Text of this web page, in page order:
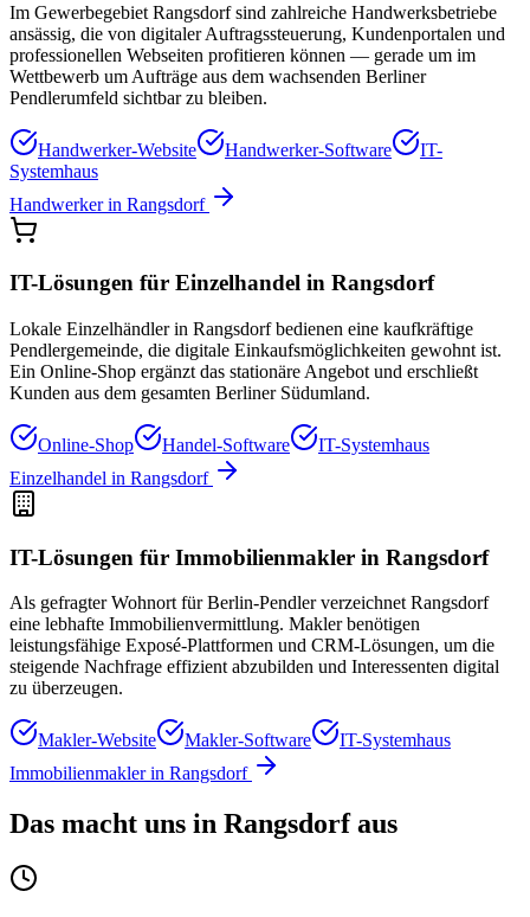
Im Gewerbegebiet Rangsdorf sind zahlreiche Handwerksbetriebe
ansässig, die von digitaler Auftragssteuerung, Kundenportalen und
professionellen Webseiten profitieren können — gerade um im
Wettbewerb um Aufträge aus dem wachsenden Berliner
Pendlerumfeld sichtbar zu bleiben.
Handwerker-Website Handwerker-Software
IT-
Systemhaus
Handwerkerin Rangsdorf
IT-Lösungen für Einzelhandel in Rangsdorf
Lokale Einzelhändler in Rangsdorf bedienen eine kaufkräftige
Pendlergemeinde, die digitale Einkaufsmöglichkeiten gewohnt ist.
Ein Online-Shop ergänzt das stationäre Angebot und erschließt
Kunden aus dem gesamten Berliner Südumland.
Online-Shop Handel-Software
IT-Systemhaus
Einzelhandel in Rangsdorf
IT-Lösungen für Immobilienmakler in Rangsdorf
Als gefragter Wohnort für Berlin-Pendler verzeichnet Rangsdorf
eine lebhafte Immobilienvermittlung. Makler benötigen
leistungsfähige Exposé-Plattformen und CRM-Lösungen, um die
steigende Nachfrage effizient abzubilden und Interessenten digital
zu überzeugen.
Makler-Website Makler-Software
IT-Systemhaus
Immobilienmaklerin Rangsdorf
Das macht uns in Rangsdorfaus